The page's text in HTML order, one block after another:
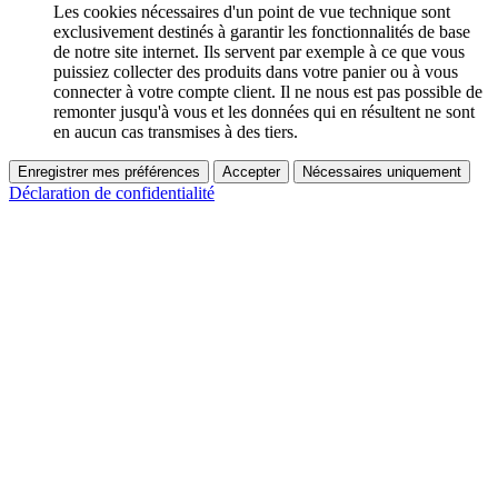
Les cookies nécessaires d'un point de vue technique sont
exclusivement destinés à garantir les fonctionnalités de base
de notre site internet. Ils servent par exemple à ce que vous
puissiez collecter des produits dans votre panier ou à vous
connecter à votre compte client. Il ne nous est pas possible de
remonter jusqu'à vous et les données qui en résultent ne sont
en aucun cas transmises à des tiers.
Enregistrer mes préférences Accepter Nécessaires uniquement
Déclaration de confidentialité